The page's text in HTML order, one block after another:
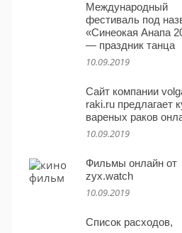
Международный
фестиваль под
«Синеокая Анапа
— праздник танца
10.09.2019
Сайт компании
raki.ru предлагает
вареных раков
10.09.2019
Фильмы онлайн от
zyx.watch
10.09.2019
Список расходов,